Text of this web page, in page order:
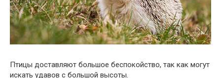
Птицы доставляют большое беспокойство, так как могут
искать удавов с большой высоты.